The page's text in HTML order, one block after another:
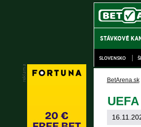
STÁVKOVÉ
SLOVENSKO
BetArena.sk